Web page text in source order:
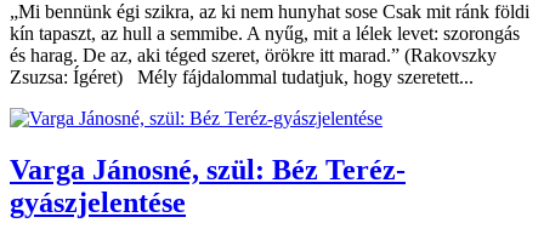
„Mi bennünk égi szikra, az ki nem hunyhat sose Csak mit ránk földi
kín tapaszt, az hull a semmibe. A nyűg, mit a lélek levet: szorongás
és harag. De az, aki téged szeret, örökre itt marad.” (Rakovszky
Zsuzsa: Ígéret) Mély fájdalommal tudatjuk, hogy szeretett...
Varga Jánosné, szül: Béz Teréz-
gyászjelentése